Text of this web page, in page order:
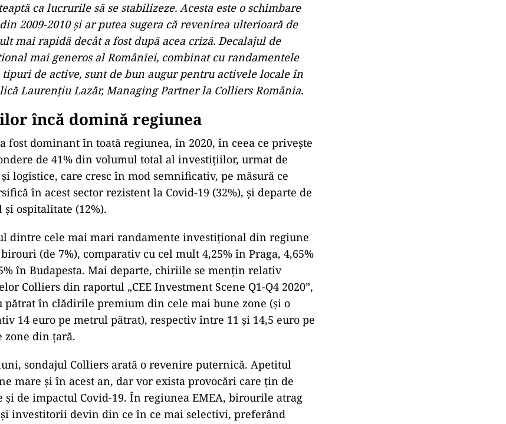
ca lucrurile să se stabilizeze. Acesta este o schimbare
2009-2010 și ar putea sugera că revenirea ulterioară de
mai rapidă decât a fost după acea criză. Decalajul de
mai generos al României, combinat cu randamentele
tipuri de active, sunt de bun augur pentru activele locale în
Laurențiu Lazăr, Managing Partner la Colliers România.
încă domină regiunea
fost dominant în toată regiunea, în 2020, în ceea ce privește
de 41% din volumul total al investițiilor, urmat de
logistice, care cresc în mod semnificativ, pe măsură ce
în acest sector rezistent la Covid-19 (32%), și departe de
și ospitalitate (12%).
dintre cele mai mari randamente investițional din regiune
(de 7%), comparativ cu cel mult 4,25% în Praga, 4,65%
în Budapesta. Mai departe, chiriile se mențin relativ
Colliers din raportul „CEE Investment Scene Q1-Q4 2020”,
pătrat în clădirile premium din cele mai bune zone (și o
14 euro pe metrul pătrat), respectiv între 11 și 14,5 euro pe
zone din țară.
sondajul Colliers arată o revenire puternică. Apetitul
mare și în acest an, dar vor exista provocări care țin de
de impactul Covid-19. În regiunea EMEA, birourile atrag
investitorii devin din ce în ce mai selectivi, preferând